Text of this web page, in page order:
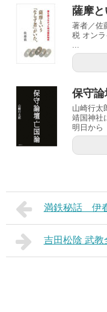
薩摩と
著者／佐
税 オン
保守
山崎行太
靖国神社
明日から
満鉄秘話 伊
吉田松陰 武教